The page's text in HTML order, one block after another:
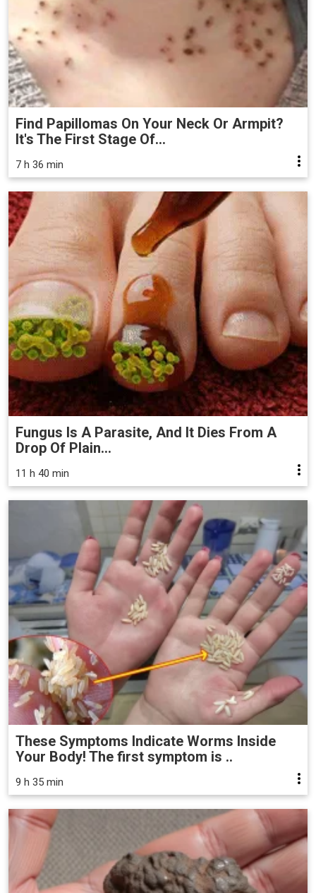
Find Papillomas On Your Neck Or Armpit?
It's The First Stage Of...
7 h 36 min
Fungus Is A Parasite, And It Dies From A
Drop Of Plain...
11 h 40 min
These Symptoms Indicate Worms Inside
Your Body! The first symptom is ..
9 h 35 min